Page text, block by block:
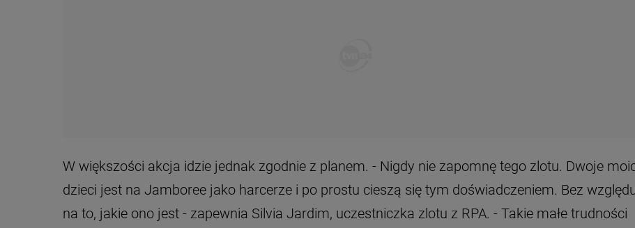
W większości akcja idzie jednak zgodnie z planem. - Nigdy nie zapomnę tego zlotu. Dwoje
dzieci jest na Jamboree jako harcerze i po prostu cieszą się tym doświadczeniem. Bez
na to, jakie ono jest - zapewnia Silvia Jardim, uczestniczka zlotu z RPA. - Takie małe trudności